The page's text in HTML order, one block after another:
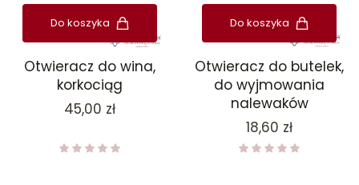
Do koszyka
Otwieracz do wina,
korkociąg
Cena
45,00 zł
Do koszyka
Otwieracz do butelek,
do wyjmowania
nalewaków
Cena
18,60 zł